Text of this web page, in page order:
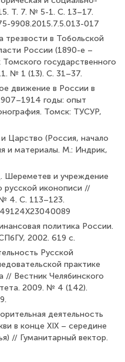
Т. 7. № 5-1. С. 13–17.
9908.2015.7.5.013-017
в Тобольской
России (1890-е –
государственного
№ 1 (13). С. 31–37.
движение в России в
годы: опыт
Томск: ТУСУР,
Царство (Россия, начало
и материалы. М.: Индрик,
Шереметев и учреждение
русской иконописи //
4. С. 113–123.
политика России.
2002. 619 с.
Русской
практике
Вестник Челябинского
2009. № 4 (142).
деятельность
в конце XIX – середине
// Гуманитарный вектор.